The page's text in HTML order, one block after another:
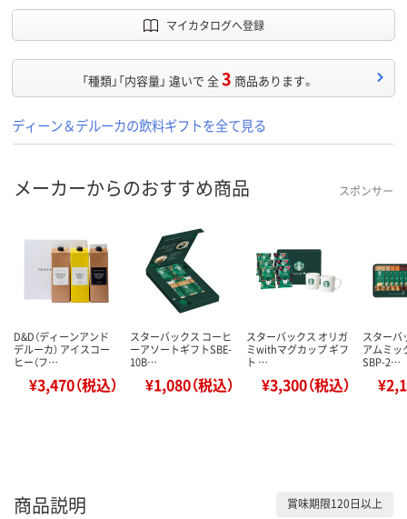
マイカタログへ登録
「種類」「内容量」 違いで 全3 商品あります。
ディーン＆デルーカの飲料ギフトを全て見る
メーカーからのおすすめ商品 スポンサー
D&D（ディーンアンド
デルーカ） アイスコー
ヒー（フ…
¥3,470（税込）
スターバックス コーヒ
ーアソートギフトSBE-
10B…
¥1,080（税込）
スターバックス オリガ
ミwithマグカップ ギフ
ト …
¥3,300（税込）
スターバ
アムミッ
SBP-2…
商品説明 賞味期限120日以上